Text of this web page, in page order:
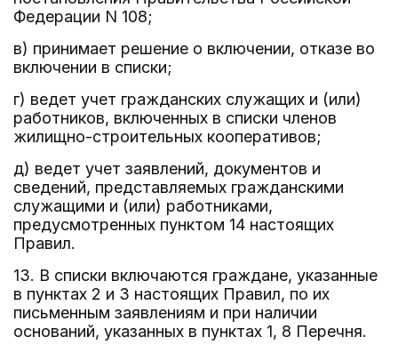
Федерации N 108;
в) принимает решение о включении, отказе во
включении в списки;
г) ведет учет гражданских служащих и (или)
работников, включенных в списки членов
жилищно-строительных кооперативов;
д) ведет учет заявлений, документов и
сведений, представляемых гражданскими
служащими и (или) работниками,
предусмотренных пунктом 14 настоящих
Правил.
13. В списки включаются граждане, указанные
в пунктах 2 и 3 настоящих Правил, по их
письменным заявлениям и при наличии
оснований, указанных в пунктах 1, 8 Перечня.